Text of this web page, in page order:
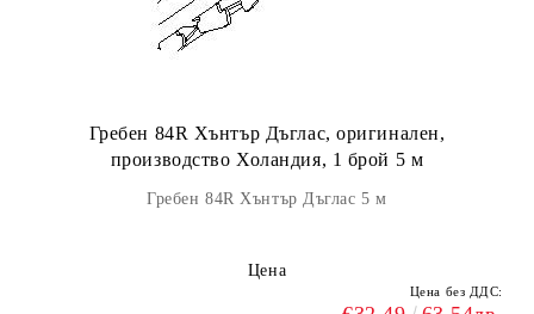
Гребен 84R Хънтър Дъглас, оригинален,
производство Холандия, 1 брой 5 м
Гребен 84R Хънтър Дъглас 5 м
Цена
Цена без ДДС: